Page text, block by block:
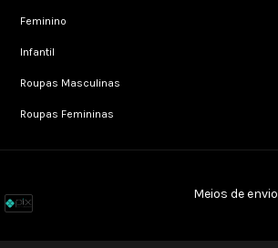
Feminino
Infantil
Roupas Masculinas
Roupas Femininas
Meios de envio